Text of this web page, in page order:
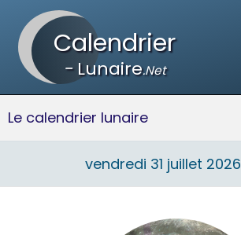
Calendrier
-Lunaire.Net
Le calendrier lunaire
vendredi 31 juillet 2026